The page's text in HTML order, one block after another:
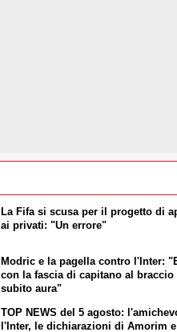
La Fifa si scusa per il progetto di
ai privati: "Un errore"
Modric e la pagella contro l'Inter:
con la fascia di capitano al braccio
subito aura"
TOP NEWS del 5 agosto:
l'Inter, le dichiarazioni di Amorim e